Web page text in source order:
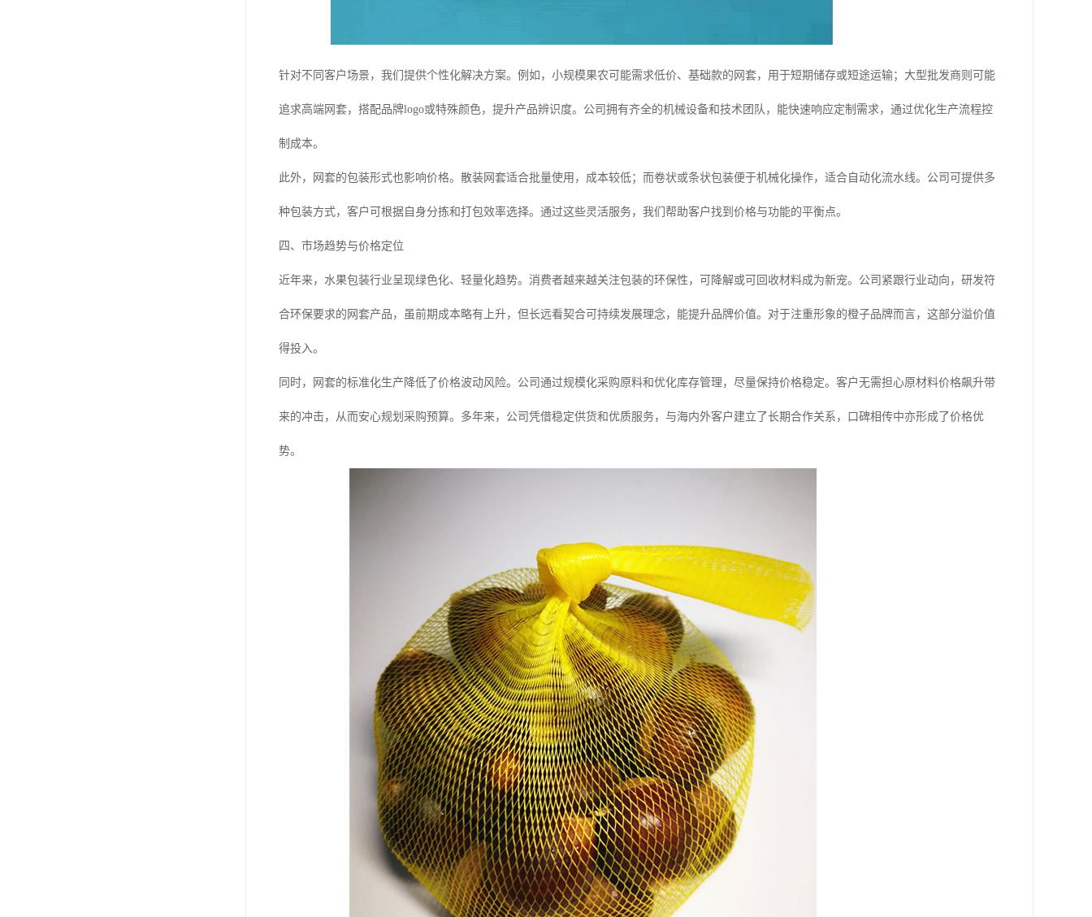
针对不同客户场景，我们提供个性化解决方案。例如，小规模果农可能需求低价、基础款的网套，用于短期储存或短途运输；大型批发商则可能
追求高端网套，搭配品牌logo或特殊颜色，提升产品辨识度。公司拥有齐全的机械设备和技术团队，能快速响应定制需求，通过优化生产流程控
制成本。
此外，网套的包装形式也影响价格。散装网套适合批量使用，成本较低；而卷状或条状包装便于机械化操作，适合自动化流水线。公司可提供多
种包装方式，客户可根据自身分拣和打包效率选择。通过这些灵活服务，我们帮助客户找到价格与功能的平衡点。
四、市场趋势与价格定位
近年来，水果包装行业呈现绿色化、轻量化趋势。消费者越来越关注包装的环保性，可降解或可回收材料成为新宠。公司紧跟行业动向，研发符
合环保要求的网套产品，虽前期成本略有上升，但长远看契合可持续发展理念，能提升品牌价值。对于注重形象的橙子品牌而言，这部分溢价值
得投入。
同时，网套的标准化生产降低了价格波动风险。公司通过规模化采购原料和优化库存管理，尽量保持价格稳定。客户无需担心原材料价格飙升带
来的冲击，从而安心规划采购预算。多年来，公司凭借稳定供货和优质服务，与海内外客户建立了长期合作关系，口碑相传中亦形成了价格优
势。